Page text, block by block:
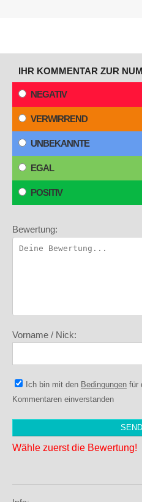
IHR KOMMENTAR ZUR
NEGATIV
VERWIRREND
UNBEKANNTE
EGAL
POSITIV
Bewertung:
Vorname / Nick:
Ich bin mit den Bedingungen für
Kommentaren einverstanden
Wähle zuerst die Bewertung!